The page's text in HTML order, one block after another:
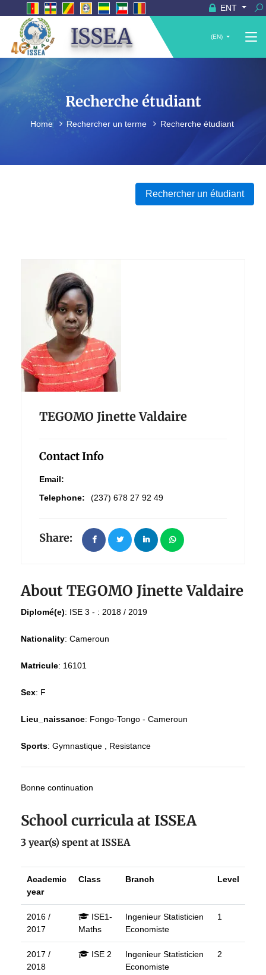
ENT
ISSEA (EN)
Recherche étudiant
Home Rechercher un terme Recherche étudiant
Rechercher un étudiant
TEGOMO Jinette Valdaire
Contact Info
Email:
Telephone:
(237) 678 27 92 49
Share:
About TEGOMO Jinette Valdaire
Diplomé(e): ISE 3 - : 2018 / 2019
Nationality: Cameroun
Matricule: 16101
Sex: F
Lieu_naissance: Fongo-Tongo - Cameroun
Sports: Gymnastique , Resistance
Bonne continuation
School curricula at ISSEA
3 year(s) spent at ISSEA
Academic
year
Class Branch Level
2016 /
2017
ISE1-
Maths
Ingenieur Statisticien
Economiste
1
2017 /
2018
ISE 2
Ingenieur Statisticien
Economiste
2